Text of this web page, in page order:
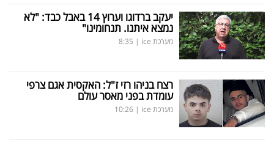
יעקב ברדוגו וערוץ 14 באבל כבד: "לא
נמצא איתנו. תנחומינו"
מערכת ice |
8:35
רצח בניהו רזי ז"ל: האקסית אגם צרפי
עומדת בפני מאסר עולם
מערכת ice |
10:26